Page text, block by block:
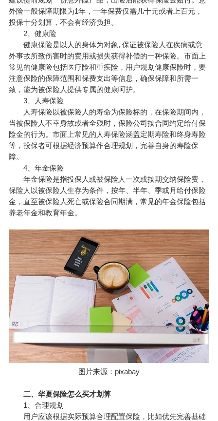
外险一般保障期限为1年，一年保费仅需几十元或者上百元，
投保十分划算，不会有经济负担。
2、健康险
健康保险是以人的身体为对象, 保证被保险人在疾病或意
外事故所致伤害时的费用或损失获得补偿的一种保险。市面上
常见的健康险包括医疗险和重疾险，用户规划健康保险时，要
注意保险的保障范围和保费支出等信息，确保保障和所需一
致，能为被保险人提供专属的健康呵护。
3、人寿保险
人寿保险以被保险人的寿命为保险标的，在保险期间内，
当被保险人不幸身故或者全残时，保险公司按合同约定给付保
险金的行为。市面上常见的人寿保险涵盖定期寿险和终身寿险
等，投保者可根据经济预算作合理规划，完善自身的寿险保
障。
4、年金保险
年金保险是指投保人或被保险人一次或按期交纳保险费，
保险人以被保险人生存为条件，按年、半年、季或月给付保险
金，直至被保险人死亡或保险合同期满，常见的年金保险包括
养老年金和教育年金。
图片来源：pixabay
二、华夏保险怎么买才划算
1、合理规划
用户应该根据实际预算合理配置保险，比如优先完善基础